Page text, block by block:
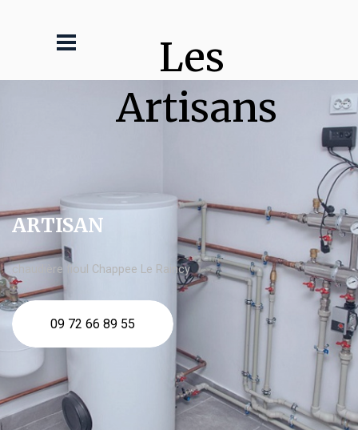
Les
Artisans
ARTISAN
chaudière fioul Chappee Le Raincy
09 72 66 89 55